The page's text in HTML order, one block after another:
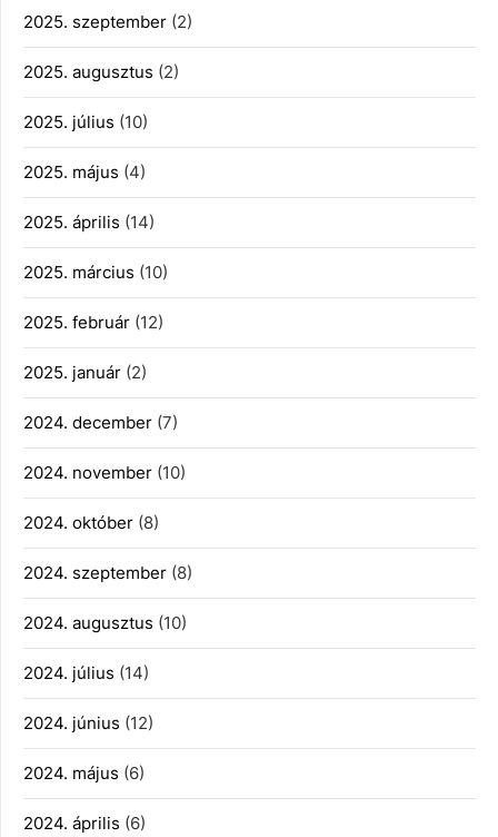
2025. szeptember (2)
2025. augusztus (2)
2025. július (10)
2025. május (4)
2025. április (14)
2025. március (10)
2025. február (12)
2025. január (2)
2024. december (7)
2024. november (10)
2024. október (8)
2024. szeptember (8)
2024. augusztus (10)
2024. július (14)
2024. június (12)
2024. május (6)
2024. április (6)